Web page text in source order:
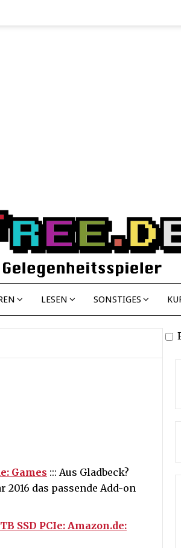
LESEN SONSTIGES
Games ::: Aus Gladbeck?
2016 das passende Add-on
SSD PCIe: Amazon.de: